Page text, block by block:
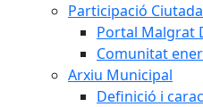
Participació
Portal Malgrat
Comunitat
Arxiu Municipal
Definició i